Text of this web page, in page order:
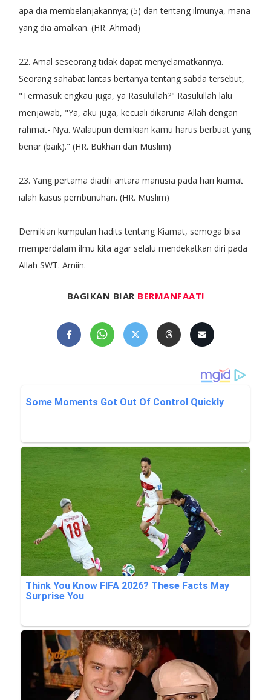
apa dia membelanjakannya; (5) dan tentang ilmunya, mana
yang dia amalkan. (HR. Ahmad)
22. Amal seseorang tidak dapat menyelamatkannya.
Seorang sahabat lantas bertanya tentang sabda tersebut,
"Termasuk engkau juga, ya Rasulullah?" Rasulullah lalu
menjawab, "Ya, aku juga, kecuali dikarunia Allah dengan
rahmat- Nya. Walaupun demikian kamu harus berbuat yang
benar (baik)." (HR. Bukhari dan Muslim)
23. Yang pertama diadili antara manusia pada hari kiamat
ialah kasus pembunuhan. (HR. Muslim)
Demikian kumpulan hadits tentang Kiamat, semoga bisa
memperdalam ilmu kita agar selalu mendekatkan diri pada
Allah SWT. Amiin.
BAGIKAN BIAR BERMANFAAT!